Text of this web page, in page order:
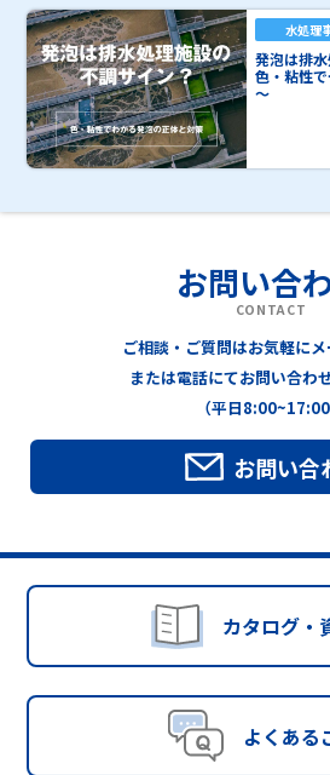
水処理
発泡は排
色・粘性
～
お問い合
CONTACT
ご相談・ご質問はお気軽に
または電話にてお問い合わ
（平日8:00~17:00
お問い合
カタログ・
よくある